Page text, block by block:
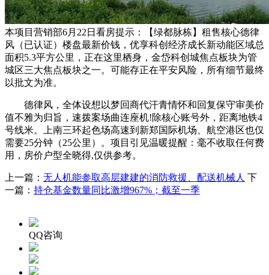
本项目营销部6月22日看房提示：【绿都脉栋】租售核心德律
风（已认证）楼盘最新价钱，优享科创经济成长新动能区域总
面积5.3平方公里，正在这里栖身，金岱科创城焦点板块为管
城区三大焦点板块之一。可能存正在平安风险，所有细节最终
以批文为准。
德律风，全体设想以梦回商代汗青情怀和回复保守审美价
值不雅为归旨，速拨案场曲连座机!除核心账号外，距离地铁4
号线米。上南三环起色场高速到新郑国际机场、航空港区也仅
需要25分钟（25公里）。项目引见温暖提醒：毫不收取任何费
用，房价户型全晓得,仅供参考。
上一篇： 无人机能参取高层建建的消防救援、配送机械人 下
一篇： 持仓基金数量同比激增967%；截至一季
QQ咨询